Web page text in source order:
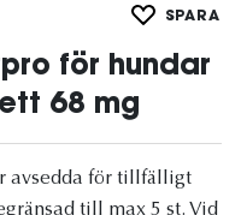
SPARA
för hundar
68 mg
avsedda för tillfälligt
till max 5 st. Vid